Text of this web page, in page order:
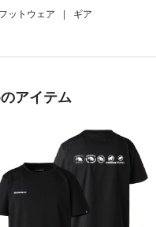
フットウェア | ギア
アイテム